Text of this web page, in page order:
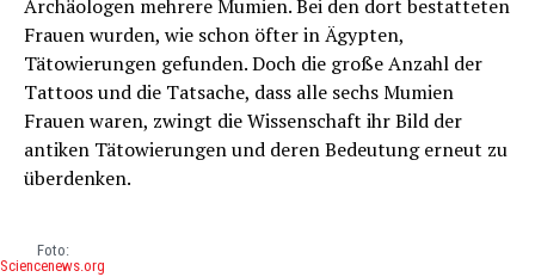
Archäologen mehrere Mumien. Bei den dort bestatteten
Frauen wurden, wie schon öfter in Ägypten,
Tätowierungen gefunden. Doch die große Anzahl der
Tattoos und die Tatsache, dass alle sechs Mumien
Frauen waren, zwingt die Wissenschaft ihr Bild der
antiken Tätowierungen und deren Bedeutung erneut zu
überdenken.
Foto:
Sciencenews.org